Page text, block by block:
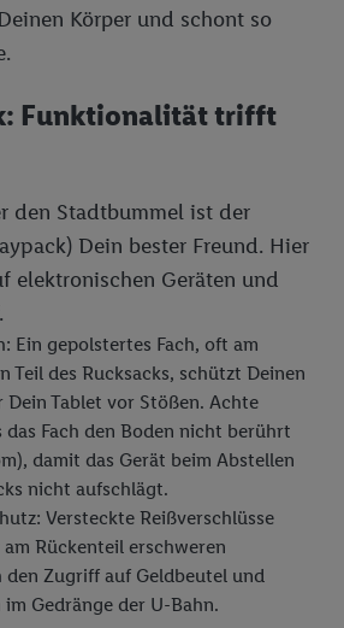
Körper und schont so
Funktionalität trifft
den Stadtbummel ist der
Dein bester Freund. Hier
elektronischen Geräten und
Ein gepolstertes Fach, oft am
Teil des Rucksacks, schützt Deinen
Dein Tablet vor Stößen. Achte
das Fach den Boden nicht berührt
damit das Gerät beim Abstellen
nicht aufschlägt.
Versteckte Reißverschlüsse
am Rückenteil erschweren
den Zugriff auf Geldbeutel und
Gedränge der U-Bahn.